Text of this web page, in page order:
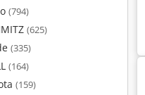
(794)
(625)
(335)
(164)
(159)